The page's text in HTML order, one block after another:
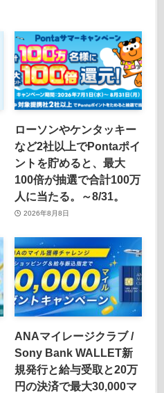
ローソンやケンタッキー
など2社以上でPontaポイ
ントを貯めると、最大
100倍が抽選で合計100万
人に当たる。～8/31。
2026年8月8日
ANAマイレージクラブ /
Sony Bank WALLET新
規発行と給与受取と20万
円の決済で最大30,000マ